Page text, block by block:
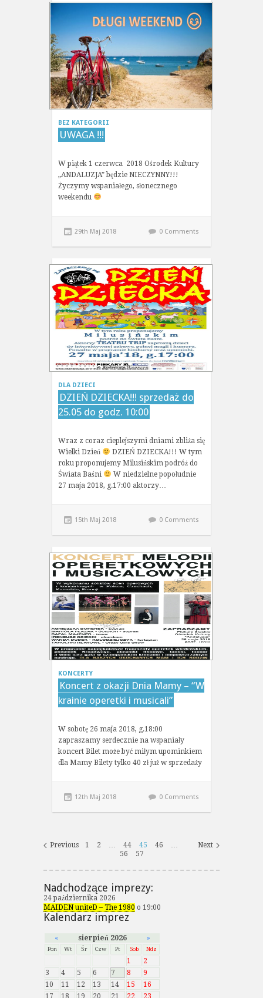
BEZ KATEGORII
UWAGA !!!
W piątek 1 czerwca 2018 Ośrodek Kultury
„ANDALUZJA” będzie NIECZYNNY!!!
Życzymy wspaniałego, słonecznego
weekendu
29th Maj 2018 0 Comments
DLA DZIECI
DZIEŃ DZIECKA!!! sprzedaż do
25.05 do godz. 10:00
Wraz z coraz cieplejszymi dniami zbliża się
Wielki Dzień
DZIEŃ DZIECKA!!! W tym
roku proponujemy Milusińskim podróż do
Świata Baśni
W niedzielne popołudnie
27 maja 2018, g.17:00 aktorzy…
15th Maj 2018 0 Comments
KONCERTY
Koncert z okazji Dnia Mamy – “W
krainie operetki i musicali”
W sobotę 26 maja 2018, g.18:00
zapraszamy serdecznie na wspaniały
koncert Bilet może być miłym upominkiem
dla Mamy Bilety tylko 40 zł już w sprzedaży
12th Maj 2018 0 Comments
Previous Next
1 2 … 44 45 46
…
56
57
Nadchodzące imprezy:
24 października 2026
MAIDEN uniteD – The 1980 o 19:00
Kalendarz imprez
« sierpień 2026 »
Pon Wt Śr Czw Pt Sob Ndz
1
2
3
4 5 6 7 8
9
10
11 12 13 14 15
16
17
18 19 20 21 22 23